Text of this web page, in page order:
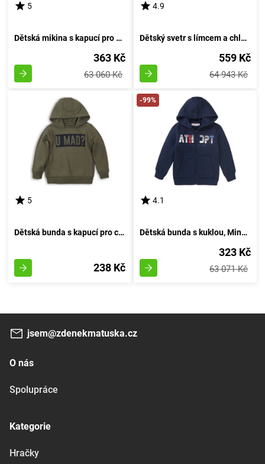
5
Dětská mikina s kapucí pro kluka, Minoti, 7BZTHRU 3, rudá - velikost 98/104 | 3-4 roky
363 Kč
63 060 Kč
4.9
Dětský svetr s límcem a chlupatým povrchem, Pidilidi, PD1114-35, temně modrý - velikost 98 | pro věk 3 roky
559 Kč
64 943 Kč
5
Dětská bunda s kapucí pro chlapce, Minoti, KB FLEECE HOODY 9, khaki - velikost 152/158 | pro věk 12 až 13 let
238 Kč
-99%
4.1
Dětská bunda s kuklou, Minoti, 7BZTHRU 4, modrá - velikost 98/104 | pro věk 3-4 let
323 Kč
63 071 Kč
jsem@zdenekmatuska.cz
O nás
Spolupráce
Kategorie
Hračky